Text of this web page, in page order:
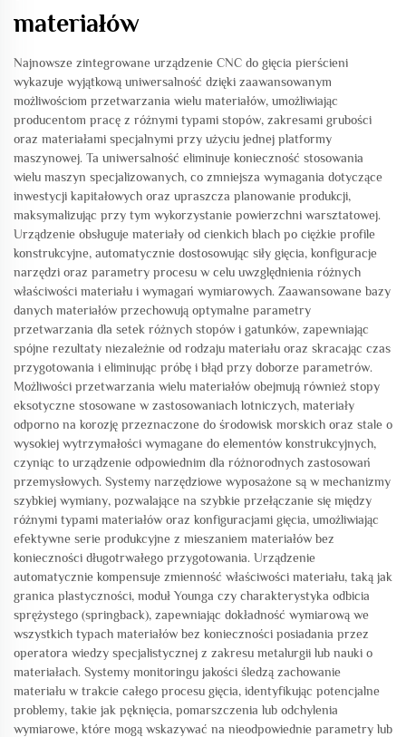
materiałów
Najnowsze zintegrowane urządzenie CNC do gięcia pierścieni
wykazuje wyjątkową uniwersalność dzięki zaawansowanym
możliwościom przetwarzania wielu materiałów, umożliwiając
producentom pracę z różnymi typami stopów, zakresami grubości
oraz materiałami specjalnymi przy użyciu jednej platformy
maszynowej. Ta uniwersalność eliminuje konieczność stosowania
wielu maszyn specjalizowanych, co zmniejsza wymagania dotyczące
inwestycji kapitałowych oraz upraszcza planowanie produkcji,
maksymalizując przy tym wykorzystanie powierzchni warsztatowej.
Urządzenie obsługuje materiały od cienkich blach po ciężkie profile
konstrukcyjne, automatycznie dostosowując siły gięcia, konfiguracje
narzędzi oraz parametry procesu w celu uwzględnienia różnych
właściwości materiału i wymagań wymiarowych. Zaawansowane bazy
danych materiałów przechowują optymalne parametry
przetwarzania dla setek różnych stopów i gatunków, zapewniając
spójne rezultaty niezależnie od rodzaju materiału oraz skracając czas
przygotowania i eliminując próbę i błąd przy doborze parametrów.
Możliwości przetwarzania wielu materiałów obejmują również stopy
eksotyczne stosowane w zastosowaniach lotniczych, materiały
odporno na korozję przeznaczone do środowisk morskich oraz stale o
wysokiej wytrzymałości wymagane do elementów konstrukcyjnych,
czyniąc to urządzenie odpowiednim dla różnorodnych zastosowań
przemysłowych. Systemy narzędziowe wyposażone są w mechanizmy
szybkiej wymiany, pozwalające na szybkie przełączanie się między
różnymi typami materiałów oraz konfiguracjami gięcia, umożliwiając
efektywne serie produkcyjne z mieszaniem materiałów bez
konieczności długotrwałego przygotowania. Urządzenie
automatycznie kompensuje zmienność właściwości materiału, taką jak
granica plastyczności, moduł Younga czy charakterystyka odbicia
sprężystego (springback), zapewniając dokładność wymiarową we
wszystkich typach materiałów bez konieczności posiadania przez
operatora wiedzy specjalistycznej z zakresu metalurgii lub nauki o
materiałach. Systemy monitoringu jakości śledzą zachowanie
materiału w trakcie całego procesu gięcia, identyfikując potencjalne
problemy, takie jak pęknięcia, pomarszczenia lub odchylenia
wymiarowe, które mogą wskazywać na nieodpowiednie parametry lub